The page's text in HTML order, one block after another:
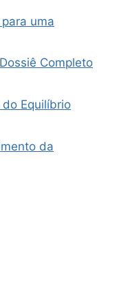
uma
Completo
Equilíbrio
da